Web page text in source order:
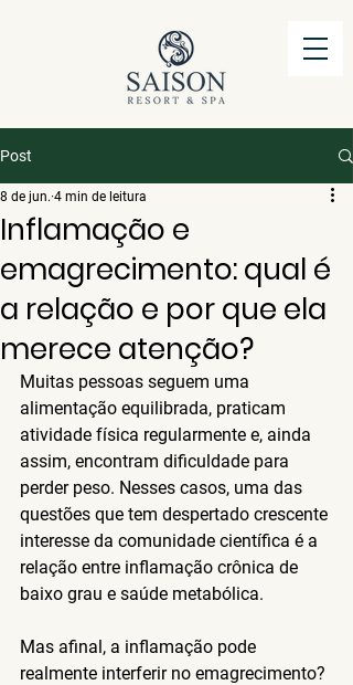
Post
Inflamação e
emagrecimento: qual é
a relação e por que ela
merece atenção?
8 de jun. 4 min de leitura
Muitas pessoas seguem uma
alimentação equilibrada, praticam
atividade física regularmente e, ainda
assim, encontram dificuldade para
perder peso. Nesses casos, uma das
questões que tem despertado crescente
interesse da comunidade científica é a
relação entre inflamação crônica de
baixo grau e saúde metabólica.
Mas afinal, a inflamação pode
realmente interferir no emagrecimento?